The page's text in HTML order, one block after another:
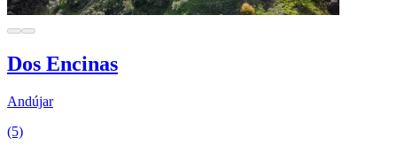
Dos Encinas
Andújar
(5)